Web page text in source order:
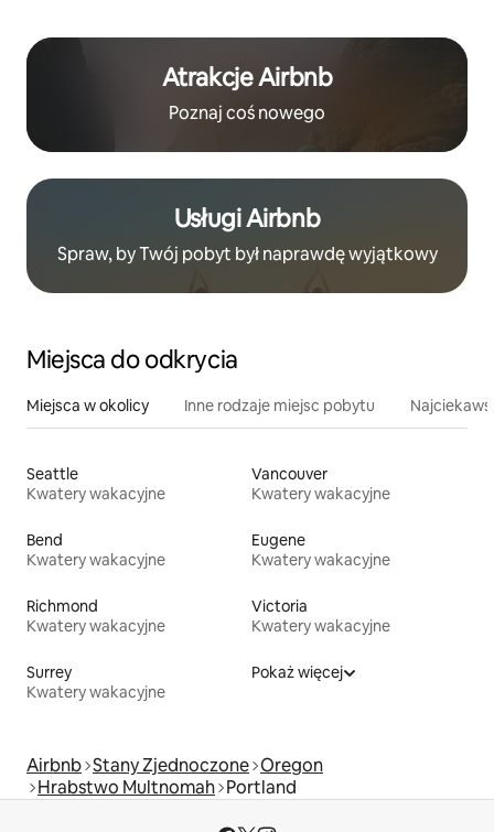
Atrakcje Airbnb
Poznaj coś nowego
Usługi Airbnb
Spraw, by Twój pobyt był naprawdę wyjątkowy
Miejsca do odkrycia
Miejsca w okolicy Inne rodzaje miejsc pobytu
Seattle
Kwatery wakacyjne
Vancouver
Kwatery wakacyjne
Bend
Kwatery wakacyjne
Eugene
Kwatery wakacyjne
Richmond
Kwatery wakacyjne
Victoria
Kwatery wakacyjne
Surrey
Kwatery wakacyjne
Pokaż więcej
Airbnb Stany Zjednoczone Oregon
Hrabstwo Multnomah Portland